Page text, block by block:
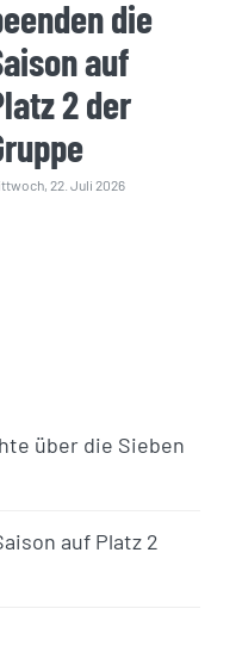
die
auf
2 der
22. Juli 2026
über die Sieben
auf Platz 2